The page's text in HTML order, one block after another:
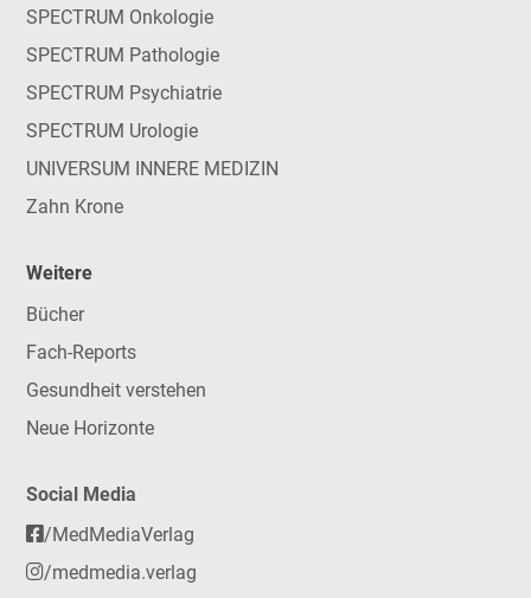
SPECTRUM Onkologie
SPECTRUM Pathologie
SPECTRUM Psychiatrie
SPECTRUM Urologie
UNIVERSUM INNERE MEDIZIN
Zahn Krone
Weitere
Bücher
Fach-Reports
Gesundheit verstehen
Neue Horizonte
Social Media
/MedMediaVerlag
/medmedia.verlag